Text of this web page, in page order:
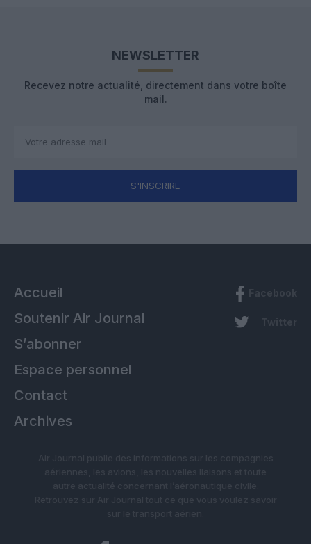
NEWSLETTER
Recevez notre actualité, directement dans votre boîte
mail.
S'INSCRIRE
Accueil
Soutenir Air Journal
S’abonner
Espace personnel
Contact
Archives